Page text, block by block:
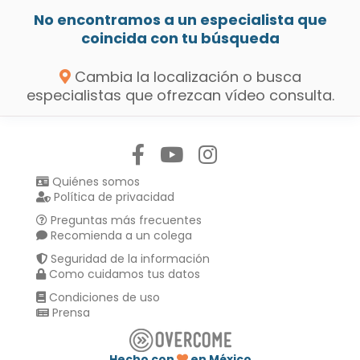
No encontramos a un especialista que
coincida con tu búsqueda
Cambia la localización o busca
especialistas que ofrezcan vídeo consulta.
Quiénes somos
Política de privacidad
Preguntas más frecuentes
Recomienda a un colega
Seguridad de la información
Como cuidamos tus datos
Condiciones de uso
Prensa